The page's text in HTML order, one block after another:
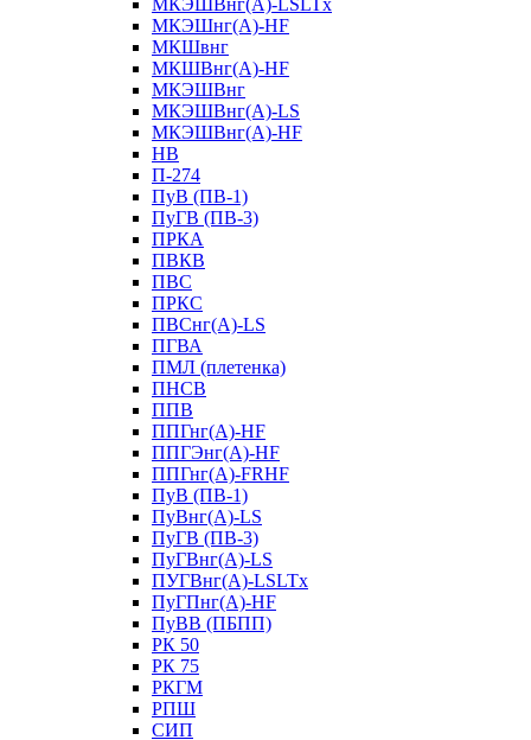
МКЭШВнг(A)-LSLTx
МКЭШнг(А)-HF
МКШвнг
МКШВнг(А)-HF
МКЭШВнг
МКЭШВнг(А)-LS
МКЭШВнг(А)-HF
НВ
П-274
ПуВ (ПВ-1)
ПуГВ (ПВ-3)
ПРКА
ПВКВ
ПВС
ПРКС
ПВСнг(А)-LS
ПГВА
ПМЛ (плетенка)
ПНСВ
ППВ
ППГнг(А)-HF
ППГЭнг(А)-HF
ППГнг(А)-FRHF
ПуВ (ПВ-1)
ПуВнг(А)-LS
ПуГВ (ПВ-3)
ПуГВнг(А)-LS
ПУГВнг(А)-LSLTx
ПуГПнг(А)-HF
ПуВВ (ПБПП)
РК 50
РК 75
РКГМ
РПШ
СИП